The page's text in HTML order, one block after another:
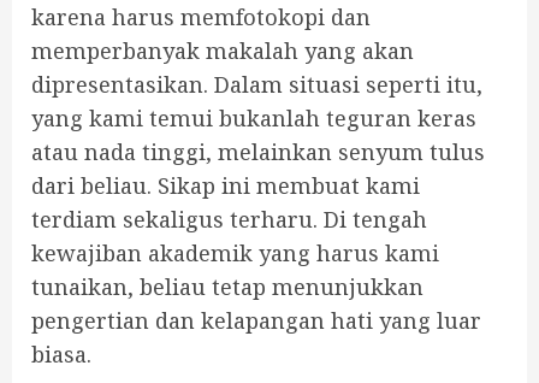
karena harus memfotokopi dan
memperbanyak makalah yang akan
dipresentasikan. Dalam situasi seperti itu,
yang kami temui bukanlah teguran keras
atau nada tinggi, melainkan senyum tulus
dari beliau. Sikap ini membuat kami
terdiam sekaligus terharu. Di tengah
kewajiban akademik yang harus kami
tunaikan, beliau tetap menunjukkan
pengertian dan kelapangan hati yang luar
biasa.